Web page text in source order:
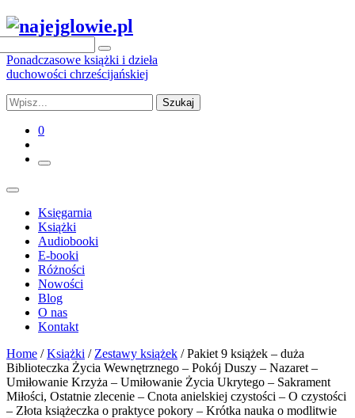
Ponadczasowe książki i dzieła
duchowości chrześcijańskiej
Szukaj
0
Księgarnia
Książki
Audiobooki
E-booki
Różności
Nowości
Blog
O nas
Kontakt
Home /Książki / Zestawy książek / Pakiet 9 książek – duża
Biblioteczka Życia Wewnętrznego – Pokój Duszy – Nazaret –
Umiłowanie Krzyża – Umiłowanie Życia Ukrytego – Sakrament
Miłości, Ostatnie zlecenie – Cnota anielskiej czystości – O czystości
– Złota książeczka o praktyce pokory – Krótka nauka o modlitwie